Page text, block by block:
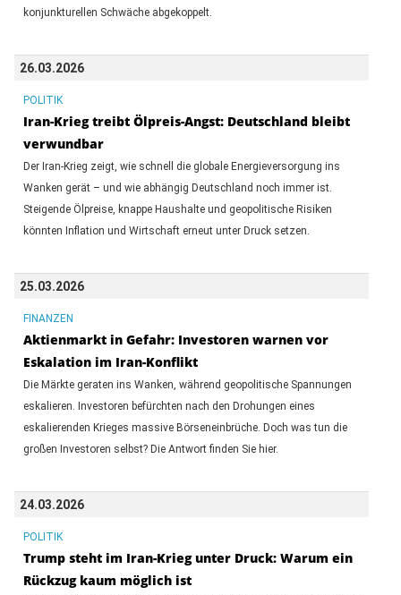
konjunkturellen Schwäche abgekoppelt.
26.03.2026
POLITIK
Iran-Krieg treibt Ölpreis-Angst: Deutschland bleibt
verwundbar
Der Iran-Krieg zeigt, wie schnell die globale Energieversorgung ins
Wanken gerät – und wie abhängig Deutschland noch immer ist.
Steigende Ölpreise, knappe Haushalte und geopolitische Risiken
könnten Inflation und Wirtschaft erneut unter Druck setzen.
25.03.2026
FINANZEN
Aktienmarkt in Gefahr: Investoren warnen vor
Eskalation im Iran-Konflikt
Die Märkte geraten ins Wanken, während geopolitische Spannungen
eskalieren. Investoren befürchten nach den Drohungen eines
eskalierenden Krieges massive Börseneinbrüche. Doch was tun die
großen Investoren selbst? Die Antwort finden Sie hier.
24.03.2026
POLITIK
Trump steht im Iran-Krieg unter Druck: Warum ein
Rückzug kaum möglich ist